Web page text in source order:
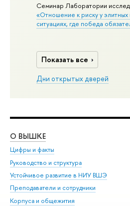
Семинар Лаборатории
«Отношение к риску у элитных
ситуациях, где победа
Показать все
Дни открытых дверей
О ВЫШКЕ
Цифры и факты
Руководство и структура
Устойчивое развитие в НИУ ВШЭ
Преподаватели и сотрудники
Корпуса и общежития